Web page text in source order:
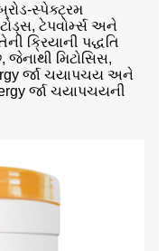
સ્પેક્ટ્રમ
ટેપવોર્મ્સ અને
ક્રિયાની પદ્ધતિ
મિટોસિસ,
ર્જા ચયાપચય અને
ર્જા ચયાપચયની